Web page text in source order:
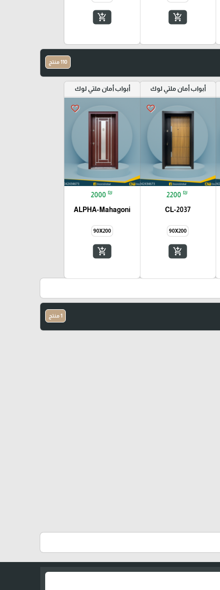
add_shopping_cart
add_shopping_cart
110 منتج
أبواب أمان ملتي لوك
favorite_border
2200 ₪
CL-2037
90X200
add_shopping_cart
أبواب أمان ملتي لوك
favorite_border
2000 ₪
ALPHA-Mahagoni
90X200
add_shopping_cart
1 منتج